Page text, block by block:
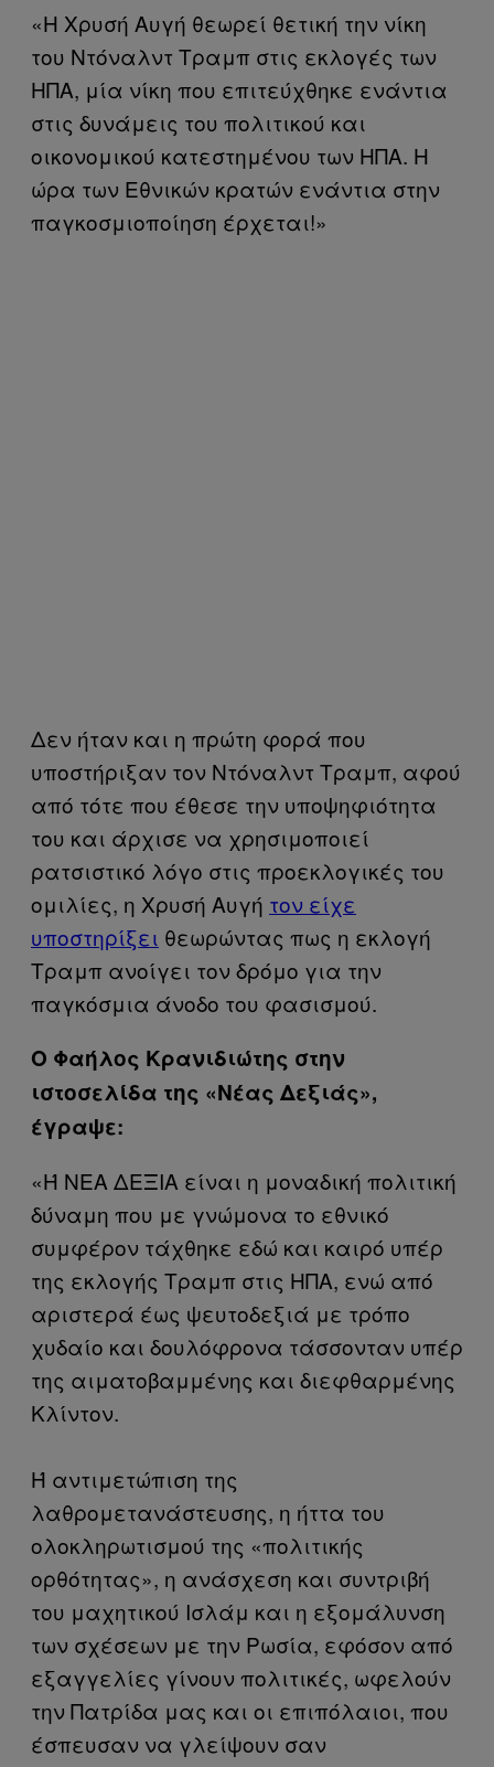
«Η Χρυσή Αυγή θεωρεί θετική την νίκη
του Ντόναλντ Τραμπ στις εκλογές των
ΗΠΑ, μία νίκη που επιτεύχθηκε ενάντια
στις δυνάμεις του πολιτικού και
οικονομικού κατεστημένου των ΗΠΑ. Η
ώρα των Εθνικών κρατών ενάντια στην
παγκοσμιοποίηση έρχεται!»
Δεν ήταν και η πρώτη φορά που
υποστήριξαν τον Ντόναλντ Τραμπ, αφού
από τότε που έθεσε την υποψηφιότητα
του και άρχισε να χρησιμοποιεί
ρατσιστικό λόγο στις προεκλογικές του
ομιλίες, η Χρυσή Αυγή τον είχε
υποστηρίξει θεωρώντας πως η εκλογή
Τραμπ ανοίγει τον δρόμο για την
παγκόσμια άνοδο του φασισμού.
Ο Φαήλος Κρανιδιώτης στην
ιστοσελίδα της «Νέας Δεξιάς»,
έγραψε:
«Ή ΝΕΑ ΔΕΞΙΑ είναι η μοναδική πολιτική
δύναμη που με γνώμονα το εθνικό
συμφέρον τάχθηκε εδώ και καιρό υπέρ
της εκλογής Τραμπ στις ΗΠΑ, ενώ από
αριστερά έως ψευτοδεξιά με τρόπο
χυδαίο και δουλόφρονα τάσσονταν υπέρ
της αιματοβαμμένης και διεφθαρμένης
Κλίντον.
Ή αντιμετώπιση της
λαθρομετανάστευσης, η ήττα του
ολοκληρωτισμού της «πολιτικής
ορθότητας», η ανάσχεση και συντριβή
του μαχητικού Ισλάμ και η εξομάλυνση
των σχέσεων με την Ρωσία, εφόσον από
εξαγγελίες γίνουν πολιτικές, ωφελούν
την Πατρίδα μας και οι επιπόλαιοι, που
έσπευσαν να γλείψουν σαν